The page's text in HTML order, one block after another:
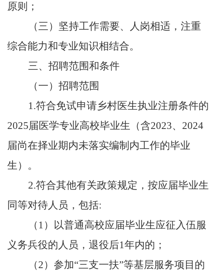
原则；
（三）坚持工作需要、人岗相适，注重
综合能力和专业知识相结合。
三、招聘范围和条件
（一）招聘范围
1.符合免试申请乡村医生执业注册条件的
2025届医学专业高校毕业生（含2023、2024
届尚在择业期内未落实编制内工作的毕业
生）。
2.符合其他有关政策规定，按应届毕业生
同等对待人员，包括:
（ 1）以普通高校应届毕业生应征入伍服
义务兵役的人员，退役后1年内的；
（2）参加“三支一扶”等基层服务项目的